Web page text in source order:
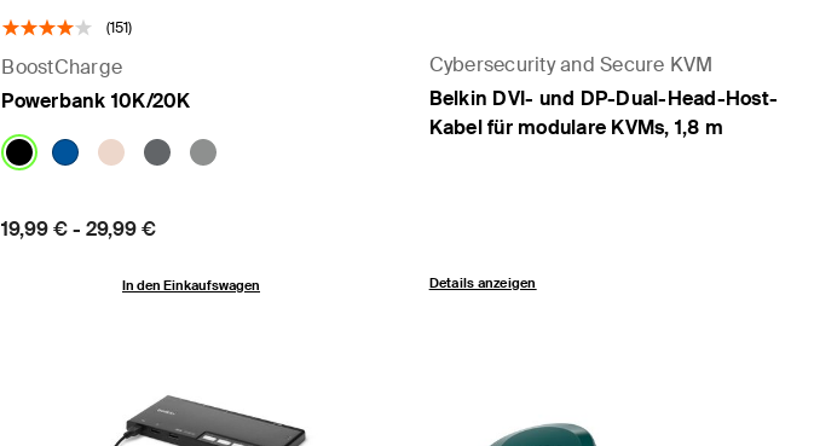
(151)
BoostCharge
Powerbank 10K/20K
Price:
19,99 €-29,99 €
In den Einkaufswagen
Cybersecurity and Secure KVM
Belkin DVI- und DP-Dual-Head-Host-
Kabel für modulare KVMs, 1,8 m
Details anzeigen